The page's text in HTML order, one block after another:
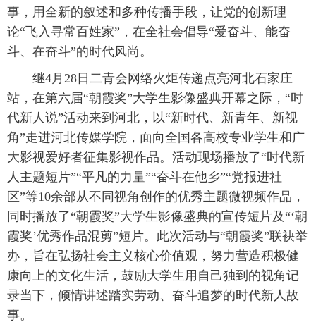
事，用全新的叙述和多种传播手段，让党的创新理
论“飞入寻常百姓家”，在全社会倡导“爱奋斗、能奋
斗、在奋斗”的时代风尚。
继4月28日二青会网络火炬传递点亮河北石家庄
站，在第六届“朝霞奖”大学生影像盛典开幕之际，“时
代新人说”活动来到河北，以“新时代、新青年、新视
角”走进河北传媒学院，面向全国各高校专业学生和广
大影视爱好者征集影视作品。活动现场播放了“时代新
人主题短片”“平凡的力量”“奋斗在他乡”“党报进社
区”等10余部从不同视角创作的优秀主题微视频作品，
同时播放了“朝霞奖”大学生影像盛典的宣传短片及“‘朝
霞奖’优秀作品混剪”短片。此次活动与“朝霞奖”联袂举
办，旨在弘扬社会主义核心价值观，努力营造积极健
康向上的文化生活，鼓励大学生用自己独到的视角记
录当下，倾情讲述踏实劳动、奋斗追梦的时代新人故
事。